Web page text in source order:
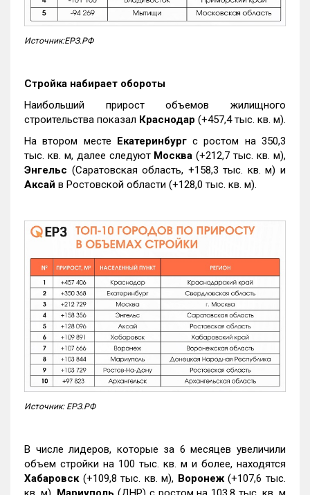
Источник:ЕРЗ.РФ
Стройка набирает обороты
Наибольший прирост объемов жилищного
строительства показал Краснодар (+457,4 тыс. кв. м).
На втором месте Екатеринбургс ростом на 350,3
тыс. кв. м, далее следуют Москва (+212,7 тыс. кв. м),
Энгельс (Саратовская область, +158,3 тыс. кв. м) и
Аксай в Ростовской области (+128,0 тыс. кв. м).
Источник: ЕРЗ.РФ
В числе лидеров, которые за 6 месяцев увеличили
объем стройки на 100 тыс. кв. м и более, находятся
Хабаровск (+109,8 тыс. кв. м), Воронеж(+107,6 тыс.